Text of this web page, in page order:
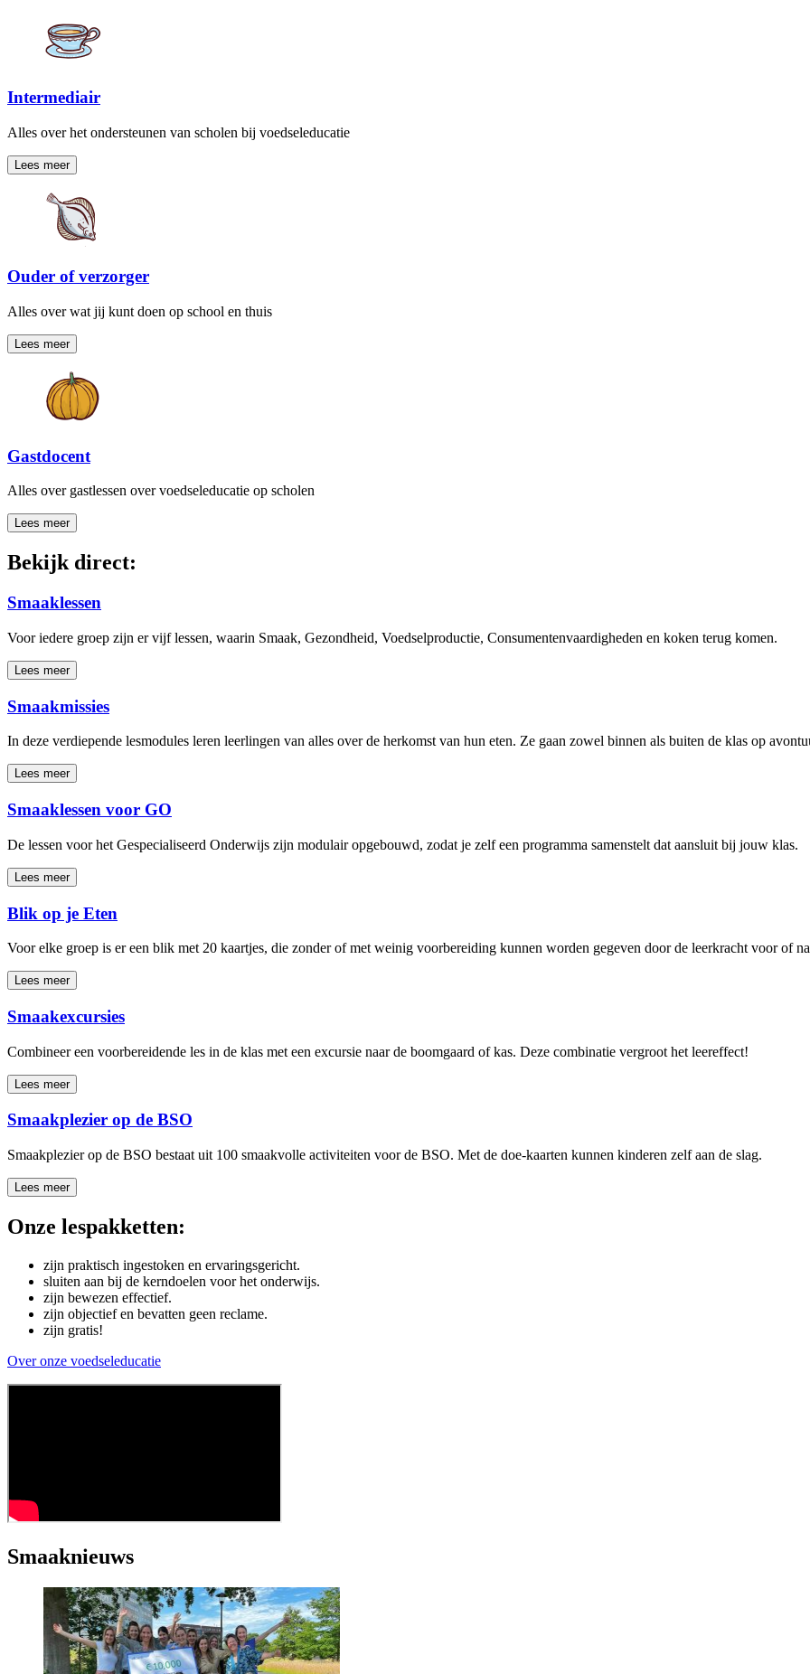
Intermediair
Alles over het ondersteunen van scholen bij voedseleducatie
Lees meer
Ouder of verzorger
Alles over wat jij kunt doen op school en thuis
Lees meer
Gastdocent
Alles over gastlessen over voedseleducatie op scholen
Lees meer
Bekijk direct:
Smaaklessen
Voor iedere groep zijn er vijf lessen, waarin Smaak, Gezondheid, Voedselproductie, Consumentenvaardigheden en koken terug komen.
Lees meer
Smaakmissies
In deze verdiepende lesmodules leren leerlingen van alles over de herkomst van hun eten. Ze gaan zowel binnen als buiten de klas op
Lees meer
Smaaklessen voor GO
De lessen voor het Gespecialiseerd Onderwijs zijn modulair opgebouwd, zodat je zelf een programma samenstelt dat aansluit bij jouw klas.
Lees meer
Blik op je Eten
Voor elke groep is er een blik met 20 kaartjes, die zonder of met weinig voorbereiding kunnen worden gegeven door de leerkracht voor of
Lees meer
Smaakexcursies
Combineer een voorbereidende les in de klas met een excursie naar de boomgaard of kas. Deze combinatie vergroot het leereffect!
Lees meer
Smaakplezier op de BSO
Smaakplezier op de BSO bestaat uit 100 smaakvolle activiteiten voor de BSO. Met de doe-kaarten kunnen kinderen zelf aan de slag.
Lees meer
Onze lespakketten:
zijn praktisch ingestoken en ervaringsgericht.
sluiten aan bij de kerndoelen voor het onderwijs.
zijn bewezen effectief.
zijn objectief en bevatten geen reclame.
zijn gratis!
Over onze voedseleducatie
Smaaknieuws